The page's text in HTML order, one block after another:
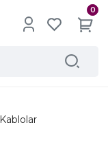
0
Kablolar